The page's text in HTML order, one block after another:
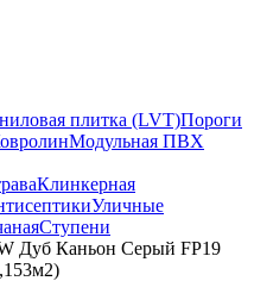
плитка (LVT)Пороги
Модульная ПВХ
Клинкерная
Уличные
Ступени
Дуб Каньон Серый FP19